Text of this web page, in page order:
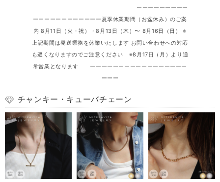
ーーーーーーーーー
ーーーーーーーーーーーー夏季休業期間（お盆休み）のご案
内 8月11日（火・祝）・8月13日（木）〜 8月16日（日） ※
上記期間は発送業務を休業いたします お問い合わせへの対応
も遅くなりますのでご注意ください ※8月17日（月）より通
常営業となります ーーーーーーーーーーーーーーーーー
ーーー
チャンキー・キューバチェーン